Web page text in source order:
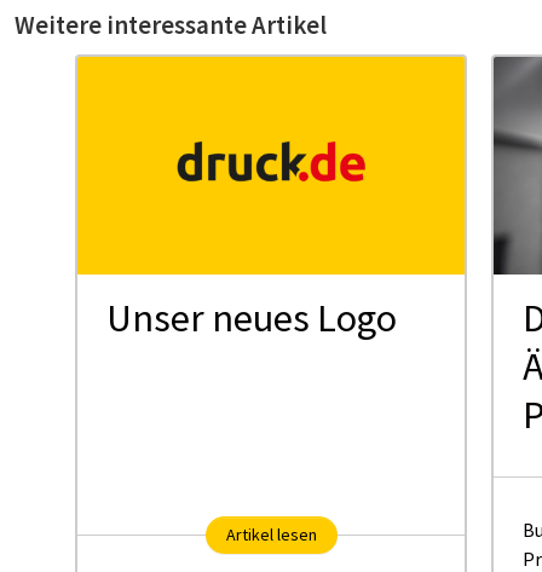
Weitere interessante Artikel
Unser neues Logo
Artikel lesen